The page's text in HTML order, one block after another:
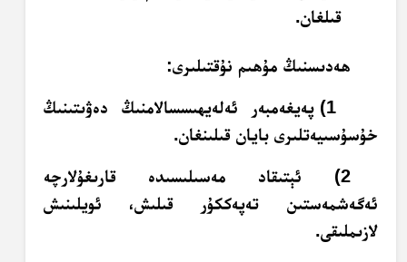
قىلغان.
ھەدىسنىڭ مۇھىم نۇقتىلىرى:
1) پەيغەمبەر ئەلەيھىسسالامنىڭ دەۋىتىنىڭ
خۇسۇسىيەتلىرى بايان قىلىنغان.
2) ئېتىقاد مەسىلىسىدە قارىغۇلارچە
ئەگەشمەستىن تەپەككۇر قىلىش، ئويلىنىش
لازىملىقى.